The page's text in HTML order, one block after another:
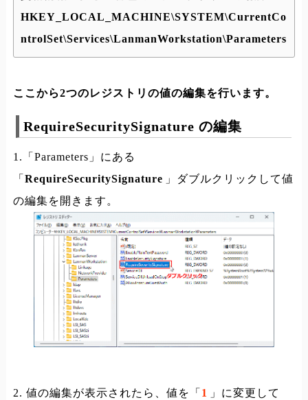
HKEY_LOCAL_MACHINE\SYSTEM\CurrentCo
ntrolSet\Services\LanmanWorkstation\Parameters
ここから2つのレジストリの値の編集を行います。
RequireSecuritySignature の編集
1.「Parameters」にある
「 RequireSecuritySignature 」ダブルクリックして値
の編集を開きます。
2. 値の編集が表示されたら、値を「 1
」に変更して